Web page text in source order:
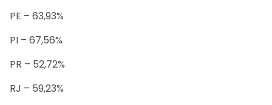
PE – 63,93%
PI – 67,56%
PR – 52,72%
RJ – 59,23%